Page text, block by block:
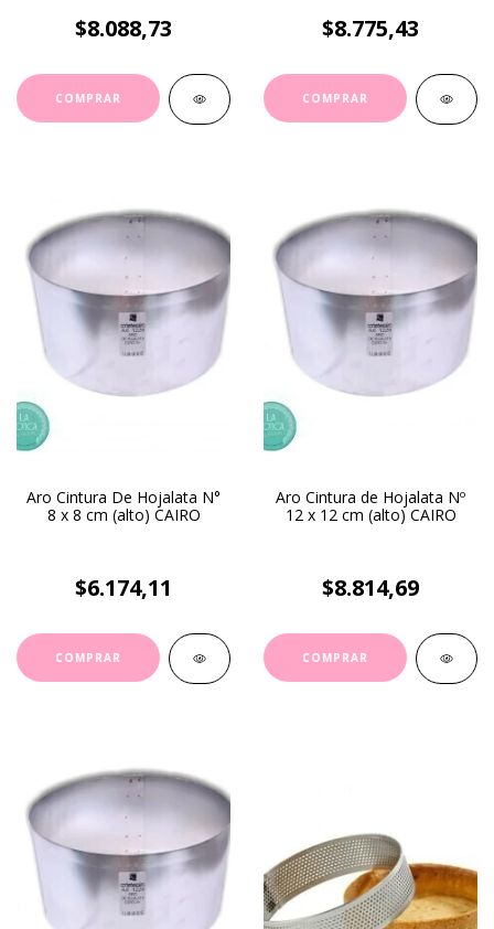
$8.088,73 $8.775,43
Aro Cintura De Hojalata N°
8 x 8 cm (alto) CAIRO
$6.174,11
Aro Cintura de Hojalata Nº
12 x 12 cm (alto) CAIRO
$8.814,69